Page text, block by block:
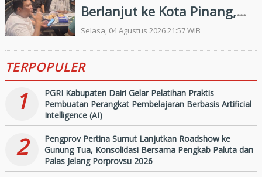
Berlanjut ke Kota Pinang,
Konsolidasi Pengkab
Labuhanbatu dan
Labuhanbatu Selatan Jelang
Porprovsu 2026
Selasa, 04 Agustus 2026 21:57 WIB
TERPOPULER
1
PGRI Kabupaten Dairi Gelar Pelatihan Praktis
Pembuatan Perangkat Pembelajaran Berbasis Artificial
Intelligence (AI)
2
Pengprov Pertina Sumut Lanjutkan Roadshow ke
Gunung Tua, Konsolidasi Bersama Pengkab Paluta dan
Palas Jelang Porprovsu 2026